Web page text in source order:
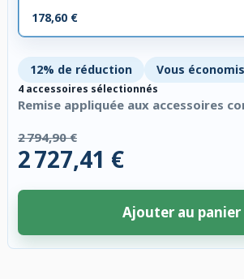
178,60 €
12% de réduction Vous
4 accessoires sélectionnés
Remise appliquée aux accessoires
2 794,90 €
2 727,41 €
Ajouter au panier